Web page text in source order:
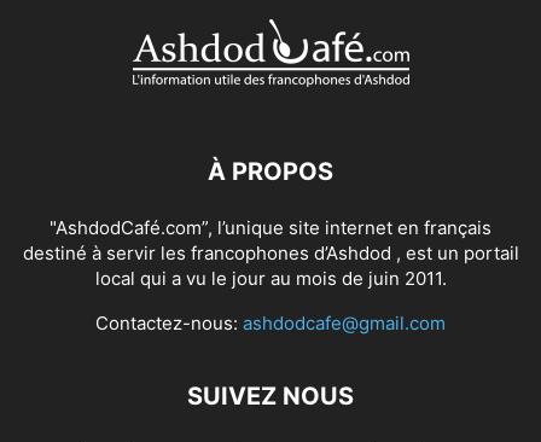
À PROPOS
"AshdodCafé.com”, l’unique site internet en français
destiné à servir les francophones d’Ashdod , est un portail
local qui a vu le jour au mois de juin 2011.
Contactez-nous: ashdodcafe@gmail.com
SUIVEZ NOUS